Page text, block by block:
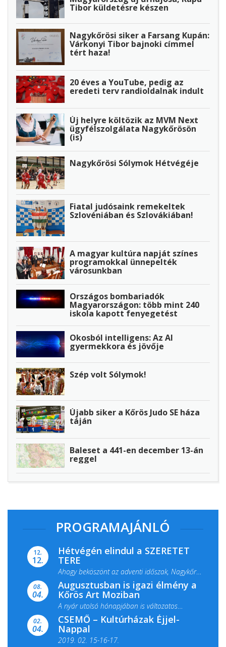
Tibor küldetésre készen
Nagykőrösi siker a Farsang Kupán:
Várkonyi Tibor bajnoki címmel
tért haza!
20 éves a YouTube, pedig az
eredeti terv randioldalnak indult
Új helyre költözik az MVM Next
ügyfélszolgálata Nagykőrösön
(is)
Nagykőrösi Sólymok Hétvégéje
Fiatal judósaink remekeltek
Szlovéniában és Szlovákiában!
A magyar kultúra napját színes
programokkal ünnepelték
városunkban
Országos bombariadók
Magyarországon: több mint 240
iskola kapott fenyegetést
Okosból intelligens: Az AI
gyermekkora és jövője
Szép volt Sólymok!
Újabb siker a Kőrös Judo SE háza
táján
Baleset a 441-en december 13-án
reggel
PROGRAMAJÁNLÓ
12.
12.
Hétvégén elindul a SZERETET
TERE
Ahogy beköszönt az adventi időszak, Nagykőrös
ismét megtelik ünnepi fénnyel és közös...
08.
04.
Augusztusban is igazi élmény a
Kőrös Art Moziban
A nyár utolsó hónapjában is változatos
filmkínálattal, családi...
02.
04.
CSEMŐ – Kultúrházak Éjjel-
Nappal
2019. 02. 15-16-17.